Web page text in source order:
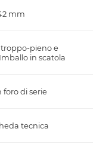
mm
troppo-pieno e
in scatola
foro di serie
tecnica